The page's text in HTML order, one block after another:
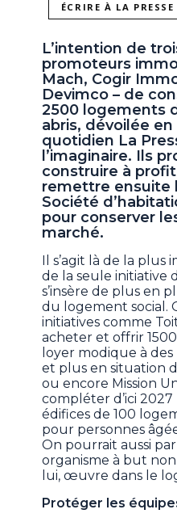
ÉCRIRE À LA
L’intention de
promoteurs
Mach, Cogir
Devimco – de
2500 logements
abris, dévoilée
quotidien La
l’imaginaire. Ils
construire à
remettre ensuite
Société
pour conserver
marché.
Il s’agit là de la plus
de la seule initiative
s’insère de plus en
du logement social.
initiatives comme
acheter et offrir
loyer modique à
et plus en situation
ou encore Mission
compléter d’ici 2027
édifices de 100
pour personnes
On pourrait aussi
organisme à but
lui, œuvre dans le
Protéger les